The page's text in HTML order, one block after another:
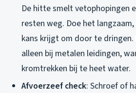
De hitte smelt vetophopingen
resten weg. Doe het
kans krijgt om door te
alleen bij metalen leidingen,
kromtrekken bij te heet water.
Afvoerzeef check: Schroef of